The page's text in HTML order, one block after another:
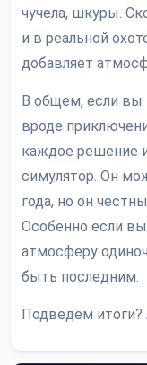
чучела, шкуры.
и в реальной
добавляет
В общем, если вы
вроде
каждое решение
симулятор. Он
года, но он
Особенно если
атмосферу
быть последним.
Подведём